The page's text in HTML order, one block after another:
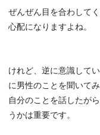
ぜんぜん目を合わして
心配になりますよね。
けれど、逆に意識して
に男性のことを聞いて
自分のことを話したが
うかは重要です。